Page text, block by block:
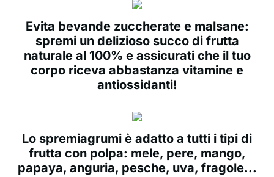
Evita bevande zuccherate e malsane:
spremi un delizioso succo di frutta
naturale al 100% e assicurati che il tuo
corpo riceva abbastanza vitamine e
antiossidanti!
Lo spremiagrumi è adatto a tutti i tipi di
frutta con polpa: mele, pere, mango,
papaya, anguria, pesche, uva, fragole...